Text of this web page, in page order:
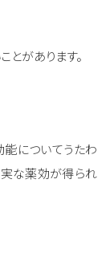
があります。
についてうたわ
実な薬効が得られ